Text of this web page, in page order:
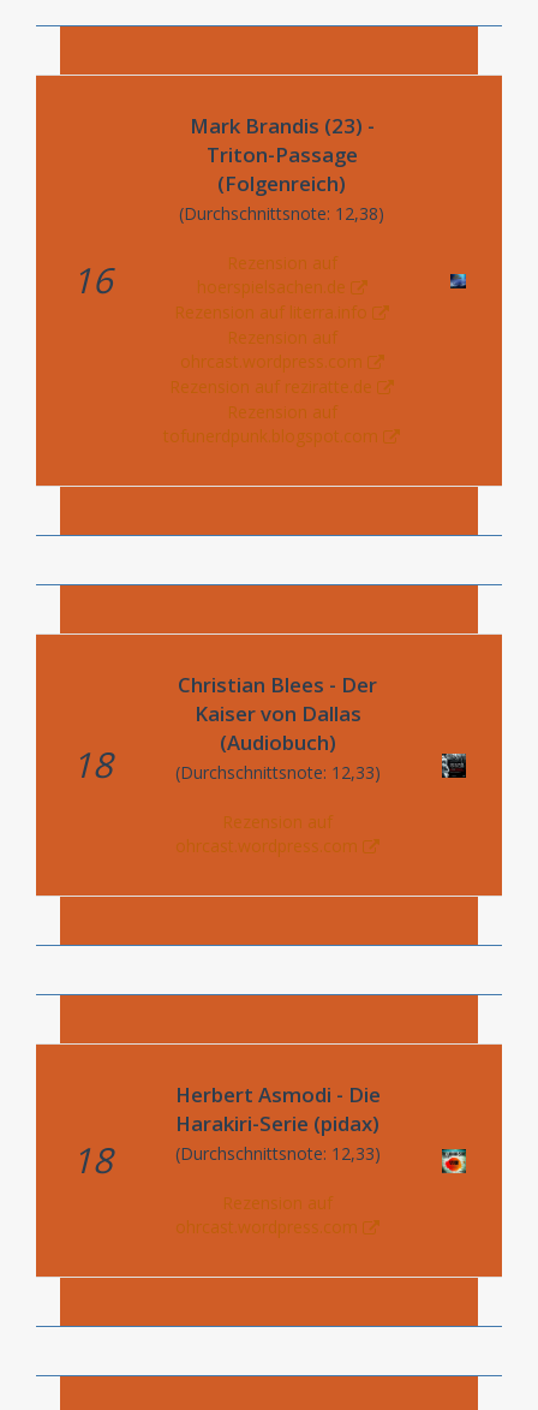
16
Mark Brandis (23) -
Triton-Passage
(Folgenreich)
(Durchschnittsnote: 12,38)
Rezension auf
hoerspielsachen.de
Rezension auf literra.info
Rezension auf
ohrcast.wordpress.com
Rezension auf reziratte.de
Rezension auf
tofunerdpunk.blogspot.com
18
Christian Blees - Der
Kaiser von Dallas
(Audiobuch)
(Durchschnittsnote: 12,33)
Rezension auf
ohrcast.wordpress.com
18
Herbert Asmodi - Die
Harakiri-Serie (pidax)
(Durchschnittsnote: 12,33)
Rezension auf
ohrcast.wordpress.com